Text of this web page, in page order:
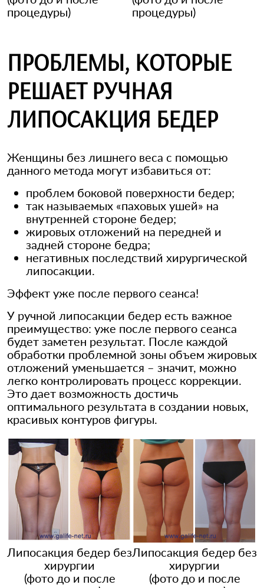
процедуры)
процедуры)
ПРОБЛЕМЫ, КОТОРЫЕ
РЕШАЕТ РУЧНАЯ
ЛИПОСАКЦИЯ БЕДЕР
Женщины без лишнего веса с помощью
данного метода могут избавиться от:
проблем боковой поверхности бедер;
так называемых «паховых ушей» на
внутренней стороне бедер;
жировых отложений на передней и
задней стороне бедра;
негативных последствий хирургической
липосакции.
Эффект уже после первого сеанса!
У ручной липосакции бедер есть важное
преимущество: уже после первого сеанса
будет заметен результат. После каждой
обработки проблемной зоны объем жировых
отложений уменьшается – значит, можно
легко контролировать процесс коррекции.
Это дает возможность достичь
оптимального результата в создании новых,
красивых контуров фигуры.
Липосакция бедер без
хирургии
(фото до и после
Липосакция бедер без
хирургии
(фото до и после